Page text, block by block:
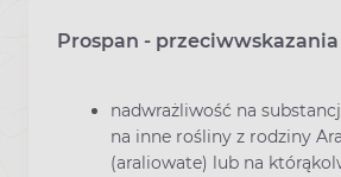
Prospan - przeciwwskazania
nadwrażliwość na
na inne rośliny z rodziny
(araliowate) lub na